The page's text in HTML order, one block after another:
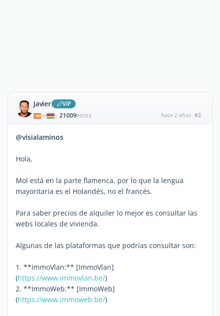
Javier ViP
| 21009POSTS hace 2 años #2
@visialaminos
Hola,
Mol está en la parte flamenca, por lo que la lengua
mayoritaria es el Holandés, no el francés.
Para saber precios de alquiler lo mejor es consultar las
webs locales de vivienda.
Algunas de las plataformas que podrías consultar son:
1. **ImmoVlan:** [ImmoVlan]
(https://www.immovlan.be/)
2. **ImmoWeb:** [ImmoWeb]
(https://www.immoweb.be/)